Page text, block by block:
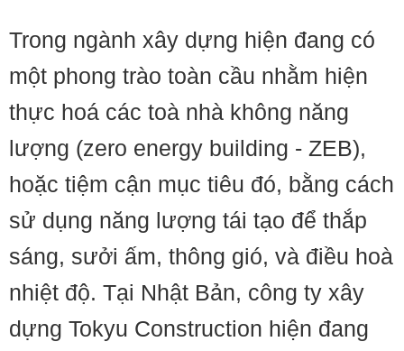
Trong ngành xây dựng hiện đang có
một phong trào toàn cầu nhằm hiện
thực hoá các toà nhà không năng
lượng (zero energy building - ZEB),
hoặc tiệm cận mục tiêu đó, bằng cách
sử dụng năng lượng tái tạo để thắp
sáng, sưởi ấm, thông gió, và điều hoà
nhiệt độ. Tại Nhật Bản, công ty xây
dựng Tokyu Construction hiện đang